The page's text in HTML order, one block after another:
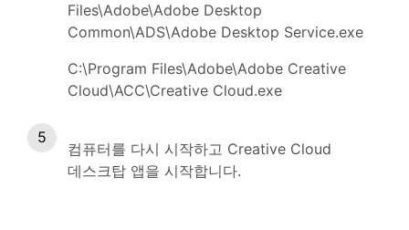
Files\Adobe\Adobe Desktop
Common\ADS\Adobe Desktop Service.exe
C:\Program Files\Adobe\Adobe Creative
Cloud\ACC\Creative Cloud.exe
컴퓨터를 다시 시작하고 Creative Cloud
데스크탑 앱을 시작합니다.